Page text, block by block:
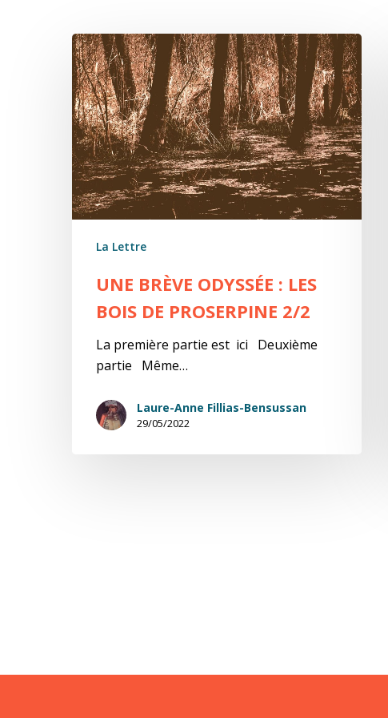
Une
brève
odyssée
Les
bois
de
Proserpine
2/2
La Lettre
UNE BRÈVE ODYSSÉE : LES
BOIS DE PROSERPINE 2/2
La première partie est ici Deuxième
partie Même…
Laure-Anne Fillias-Bensussan
29/05/2022